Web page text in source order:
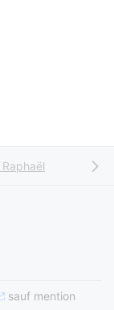
Raphaël
sauf mention